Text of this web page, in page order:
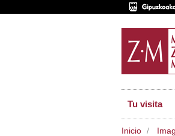
Tu visita
Inicio